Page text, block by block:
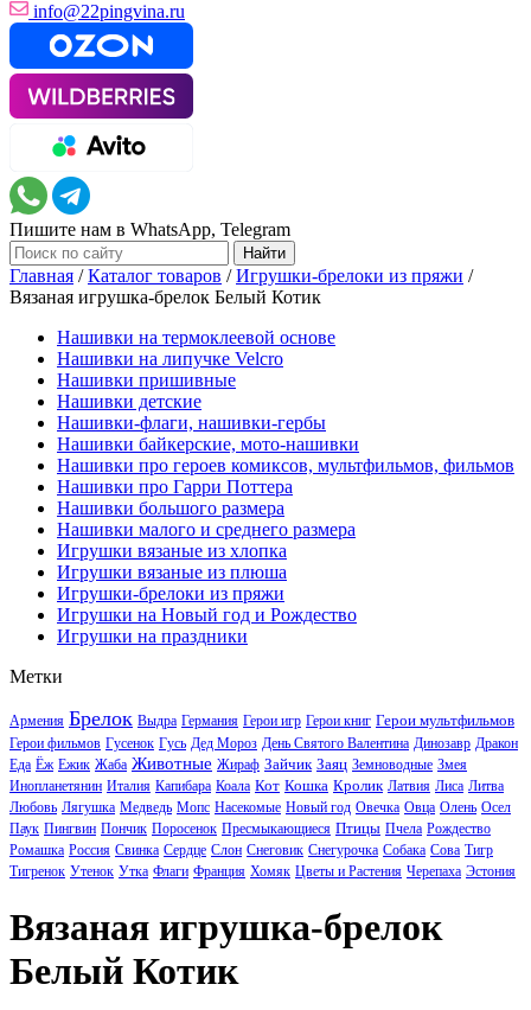
info@22pingvina.ru
Пишите нам в WhatsApp, Telegram
Главная /Каталог товаров /Игрушки-брелоки из пряжи /
Вязаная игрушка-брелок Белый Котик
Нашивки на термоклеевой основе
Нашивки на липучке Velcro
Нашивки пришивные
Нашивки детские
Нашивки-флаги, нашивки-гербы
Нашивки байкерские, мото-нашивки
Нашивки про героев комиксов, мультфильмов, фильмов
Нашивки про Гарри Поттера
Нашивки большого размера
Нашивки малого и среднего размера
Игрушки вязаные из хлопка
Игрушки вязаные из плюша
Игрушки-брелоки из пряжи
Игрушки на Новый год и Рождество
Игрушки на праздники
Метки
Армения Брелок Выдра Германия Герои игр Герои книг Герои мультфильмов
Герои фильмов Гусенок Гусь Дед Мороз День Святого Валентина Динозавр Дракон
Еда Ёж Ежик Жаба Животные Жираф Зайчик Заяц Земноводные Змея
Инопланетянин Италия Капибара Коала Кот Кошка Кролик Латвия Лиса Литва
Любовь Лягушка Медведь Мопс Насекомые Новый год Овечка Овца Олень Осел
Паук Пингвин Пончик Поросенок Пресмыкающиеся Птицы Пчела Рождество
Ромашка Россия Свинка Сердце Слон Снеговик Снегурочка Собака Сова Тигр
Тигренок Утенок Утка Флаги Франция Хомяк Цветы и Растения Черепаха Эстония
Вязаная игрушка-брелок
Белый Котик